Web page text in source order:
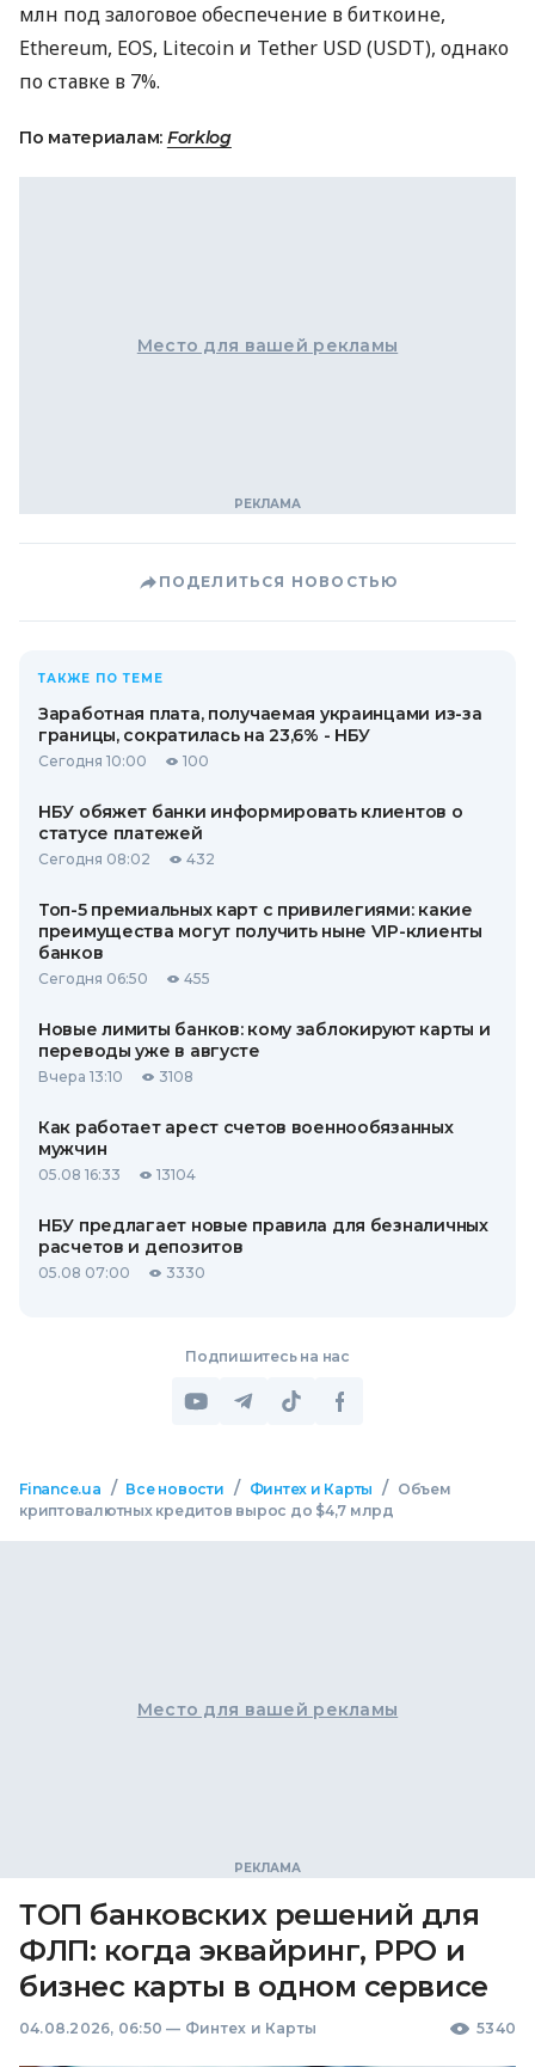
млн под залоговое обеспечение в биткоине,
Ethereum, EOS, Litecoin и Tether USD (USDT), однако
по ставке в 7%.
По материалам: Forklog
Место для вашей рекламы
ПОДЕЛИТЬСЯ НОВОСТЬЮ
ТАКЖЕ ПО ТЕМЕ
Заработная плата, получаемая украинцами из-за
границы, сократилась на 23,6% - НБУ
Сегодня 10:00 100
НБУ обяжет банки информировать клиентов о
статусе платежей
Сегодня 08:02 432
Топ-5 премиальных карт с привилегиями: какие
преимущества могут получить ныне VIP-клиенты
банков
Сегодня 06:50 455
Новые лимиты банков: кому заблокируют карты и
переводы уже в августе
Вчера 13:10 3108
Как работает арест счетов военнообязанных
мужчин
05.08 16:33 13104
НБУ предлагает новые правила для безналичных
расчетов и депозитов
05.08 07:00 3330
Подпишитесь на нас
Finance.ua / Все новости / Финтех и Карты /
Объем
криптовалютных кредитов вырос до $4,7 млрд
Место для вашей рекламы
ТОП банковских решений для
ФЛП: когда эквайринг, РРО и
бизнес карты в одном сервисе
04.08.2026, 06:50 — Финтех и Карты 5340